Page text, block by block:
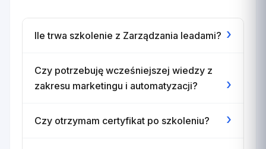
Ile trwa szkolenie z Zarządzania leadami? ›
Czy potrzebuję wcześniejszej wiedzy z
zakresu marketingu i automatyzacji?
›
Czy otrzymam certyfikat po szkoleniu? ›